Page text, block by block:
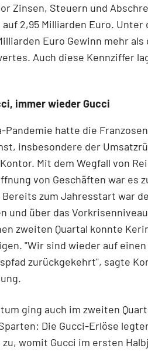
Zinsen, Steuern und
auf 2,95 Milliarden Euro.
Euro Gewinn mehr
Auch diese Kennziffer
immer wieder Gucci
Pandemie hatte die
insbesondere der
Mit dem Wegfall von
von Geschäften war es
Bereits zum Jahresstart war
und über das
zweiten Quartal konnte
"Wir sind wieder auf
zurückgekehrt", sagte
ging auch im zweiten
Die Gucci-Erlöse
zu, womit Gucci im ersten